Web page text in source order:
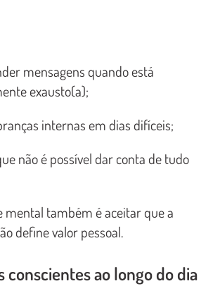
mensagens quando está
exausto(a);
internas em dias difíceis;
não é possível dar conta de tudo
mental também é aceitar que a
define valor pessoal.
conscientes ao longo do dia